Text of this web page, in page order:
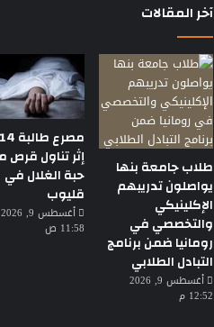
آخر المقالات
طلاب جامعة بنها
يواصلون تدريبهم
الإكلينيكي
والتخصصي في
رومانيا ضمن برنامج
التبادل الطلابي
أغسطس 9, 2026
12:52 م
إثر تناول قرص
حبة الغلال في
قليوب
أغسطس 9, 2026
11:58 ص